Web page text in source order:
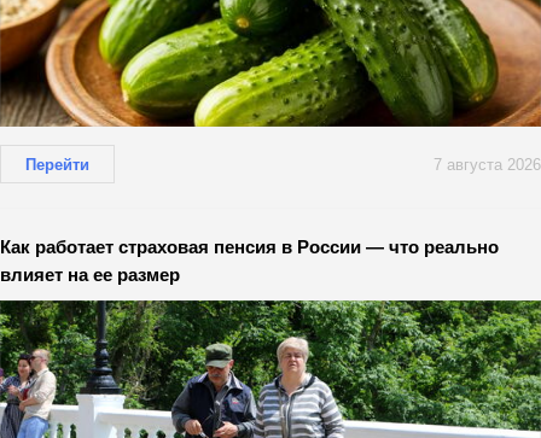
Перейти 7 августа 2026
Как работает страховая пенсия в России — что реально
влияет на ее размер